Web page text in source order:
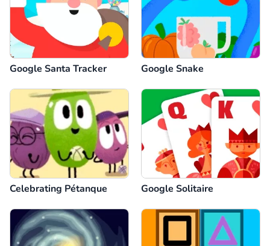
Google Santa Tracker Google Snake
Celebrating Pétanque Google Solitaire